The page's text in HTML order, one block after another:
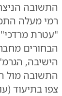
התשובה
רמי מעלה
"עטרת
הבחורים
הישיבה,
התשובה מול
צפו בתיעוד